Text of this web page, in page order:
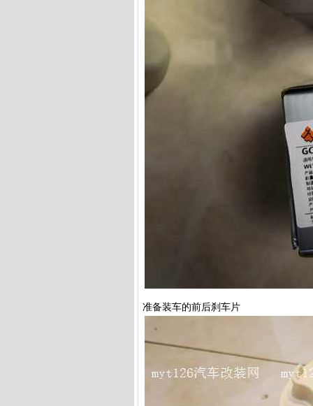
准备装车的前后刹车片